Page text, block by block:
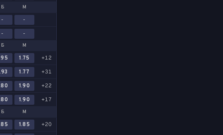
Б М
-
-
- -
Б М
1.75
+12
1.77
+31
1.90
+22
1.90 +17
Б М
1.85
+20